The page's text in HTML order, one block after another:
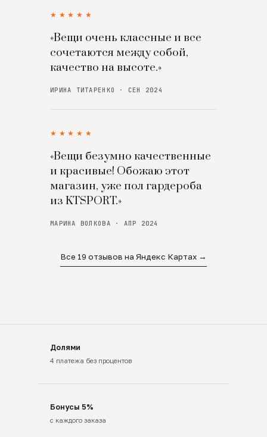
★★★★★
«Вещи очень классные и все
сочетаются между собой,
качество на высоте.»
ИРИНА ТИТАРЕНКО · СЕН 2024
★★★★★
«Вещи безумно качественные
и красивые! Обожаю этот
магазин, уже пол гардероба
из KTSPORT.»
МАРИНА ВОЛКОВА · АПР 2024
Все 19 отзывов на Яндекс Картах →
Долями
4 платежа без процентов
Бонусы 5%
с каждого заказа